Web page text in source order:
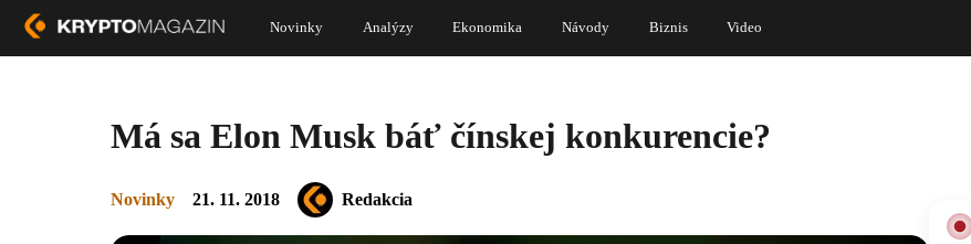
Novinky Analýzy Ekonomika Návody Biznis Video
Má sa Elon Musk báť čínskej konkurencie?
Novinky 21. 11. 2018 Redakcia